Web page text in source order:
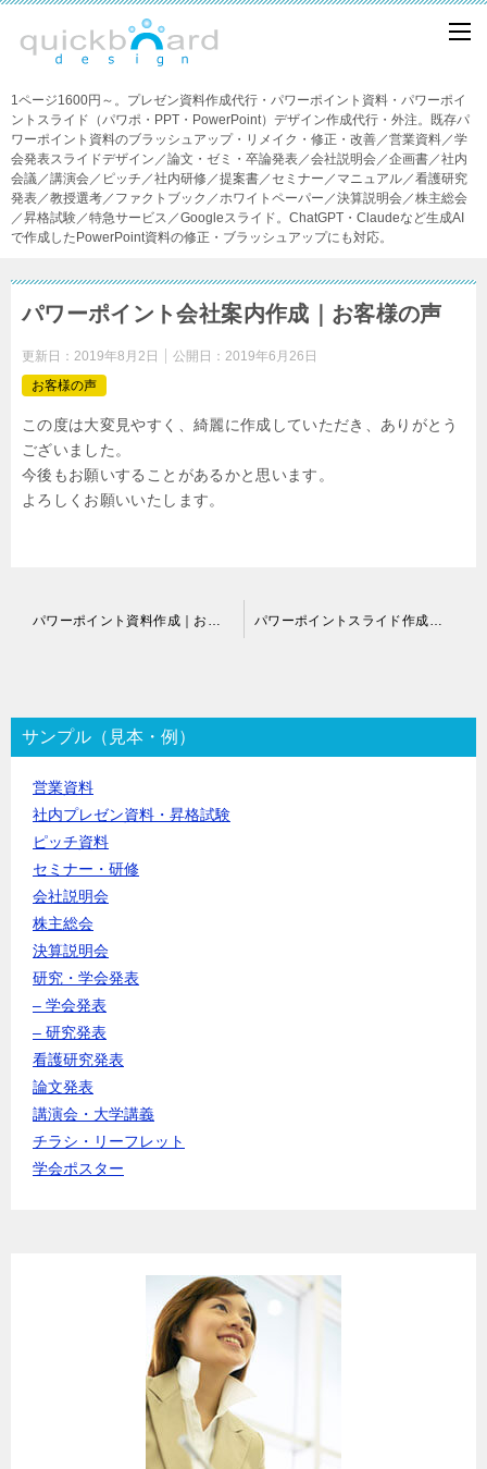
1ページ1600円～。プレゼン資料作成代行・パワーポイント資料・パワーポイ
ントスライド（パワポ・PPT・PowerPoint）デザイン作成代行・外注。既存パ
ワーポイント資料のブラッシュアップ・リメイク・修正・改善／営業資料／学
会発表スライドデザイン／論文・ゼミ・卒論発表／会社説明会／企画書／社内
会議／講演会／ピッチ／社内研修／提案書／セミナー／マニュアル／看護研究
発表／教授選考／ファクトブック／ホワイトペーパー／決算説明会／株主総会
／昇格試験／特急サービス／Googleスライド。ChatGPT・Claudeなど生成AI
で作成したPowerPoint資料の修正・ブラッシュアップにも対応。
パワーポイント会社案内作成｜お客様の声
更新日： 2019年8月2日 公開日： 2019年6月26日
お客様の声
この度は大変見やすく、綺麗に作成していただき、ありがとう
ございました。
今後もお願いすることがあるかと思います。
よろしくお願いいたします。
ゲ
ー
シ
サンプル（見本・例）
営業資料
社内プレゼン資料・昇格試験
ピッチ資料
セミナー・研修
会社説明会
株主総会
決算説明会
研究・学会発表
– 学会発表
– 研究発表
看護研究発表
論文発表
講演会・大学講義
チラシ・リーフレット
学会ポスター